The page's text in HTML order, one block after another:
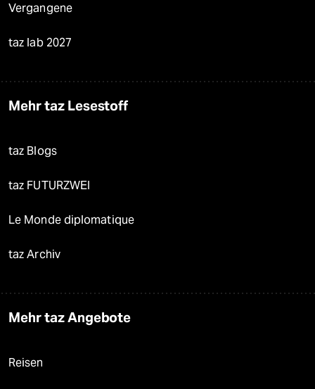
Vergangene
taz lab 2027
Mehr taz Lesestoff
taz Blogs
taz FUTURZWEI
Le Monde diplomatique
taz Archiv
Mehr taz Angebote
Reisen